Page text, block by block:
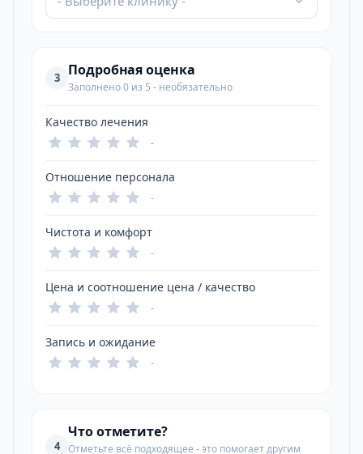
3 Подробная оценка
Заполнено 0 из 5 - необязательно
Качество лечения
-
Отношение персонала
-
Чистота и комфорт
-
Цена и соотношение цена / качество
-
Запись и ожидание
-
4
Что отметите?
Отметьте всё подходящее - это помогает другим